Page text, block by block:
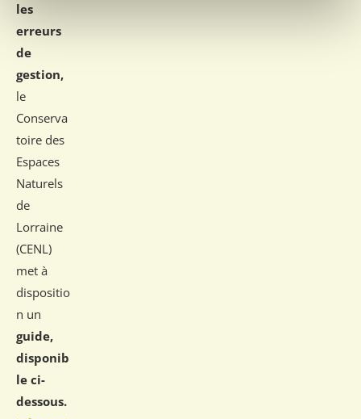
les
erreurs
de
gestion,
le
Conserva
toire des
Espaces
Naturels
de
Lorraine
(CENL)
met à
dispositio
n un
guide,
disponib
le ci-
dessous.